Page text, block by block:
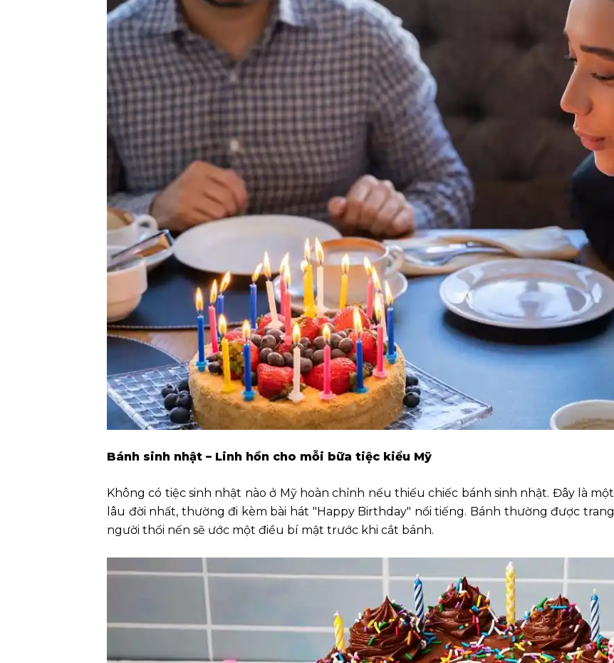
Bánh sinh nhật – Linh hồn cho mỗi bữa tiệc kiểu Mỹ
Không có tiệc sinh nhật nào ở Mỹ hoàn chỉnh nếu thiếu chiếc bánh sinh nhật. Đây là
lâu đời nhất, thường đi kèm bài hát "Happy Birthday" nổi tiếng. Bánh thường được
người thổi nến sẽ ước một điều bí mật trước khi cắt bánh.